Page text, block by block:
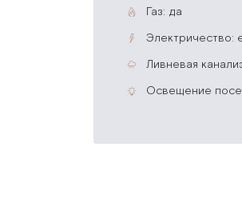
газ: да
электричество:
ливневая
освещение